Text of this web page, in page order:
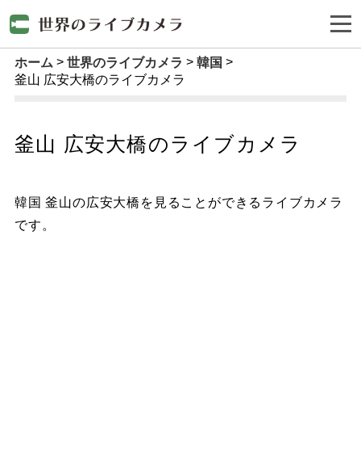
ホーム 世界のライブカメラ
韓国
釜山 広安大橋のライブカメラ
釜山 広安大橋のライブカメラ
韓国 釜山の広安大橋を見ることができるライブカメラ
です。